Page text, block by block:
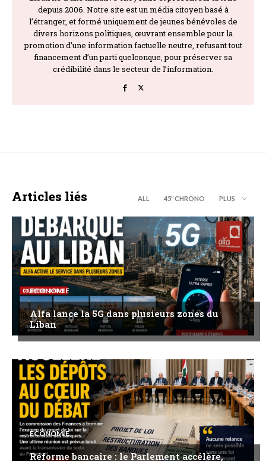
depuis 2006. Notre site est un média citoyen basé à
l’étranger, et formé uniquement de jeunes bénévoles de
divers horizons politiques, œuvrant ensemble pour la
promotion d’une information factuelle neutre, refusant tout
financement d’un parti quelconque, pour préserver sa
crédibilité dans le secteur de l’information.
Articles liés ALL 45’’ CHRONO PLUS
ECONOMIE
Alfa lance la 5G dans plusieurs zones du
Liban
ECONOMIE
Réforme bancaire : le Parlement accélère,